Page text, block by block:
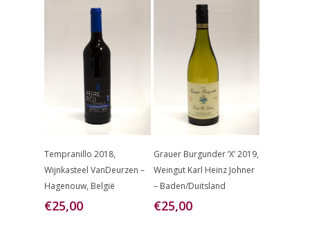
Toevoegen
Aan
Winkelwagen
Tempranillo 2018,
Wijnkasteel VanDeurzen –
Hagenouw, België
€25,00
Toevoegen
Aan
Winkelwagen
Grauer Burgunder ‘X’ 2019,
Weingut Karl Heinz Johner
– Baden/Duitsland
€25,00